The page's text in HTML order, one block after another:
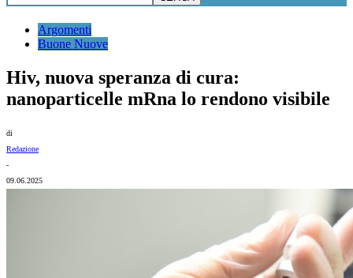
Argomenti
Buone Nuove
Hiv, nuova speranza di cura:
nanoparticelle mRna lo rendono visibile
di
Redazione
-
09.06.2025